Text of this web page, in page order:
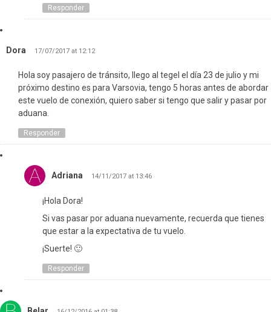
Responder
Dora 17/07/2017 at 12:12
Hola soy pasajero de tránsito, llego al tegel el día 23 de julio y mi
próximo destino es para Varsovia, tengo 5 horas antes de abordar
este vuelo de conexión, quiero saber si tengo que salir y pasar por
aduana.
Responder
Adriana 14/11/2017 at 13:46
¡Hola Dora!
Si vas pasar por aduana nuevamente, recuerda que tienes
que estar a la expectativa de tu vuelo.
¡Suerte! 🙂
Responder